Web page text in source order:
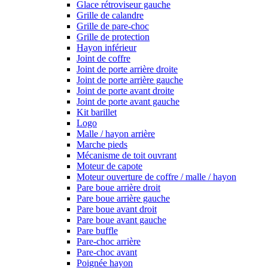
Glace rétroviseur gauche
Grille de calandre
Grille de pare-choc
Grille de protection
Hayon inférieur
Joint de coffre
Joint de porte arrière droite
Joint de porte arrière gauche
Joint de porte avant droite
Joint de porte avant gauche
Kit barillet
Logo
Malle / hayon arrière
Marche pieds
Mécanisme de toit ouvrant
Moteur de capote
Moteur ouverture de coffre / malle / hayon
Pare boue arrière droit
Pare boue arrière gauche
Pare boue avant droit
Pare boue avant gauche
Pare buffle
Pare-choc arrière
Pare-choc avant
Poignée hayon